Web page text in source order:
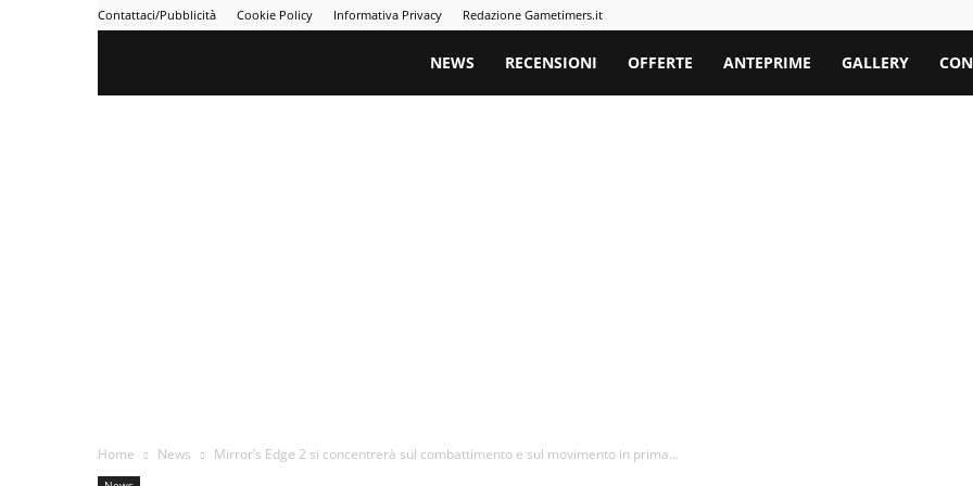
Contattaci/Pubblicità Cookie Policy Informativa Privacy Redazione Gametimers.it
Gametimers
NEWS RECENSIONI OFFERTE ANTEPRIME GALLERY
Home News Mirror’s Edge 2 si concentrerà sul combattimento e sul movimento in prima...